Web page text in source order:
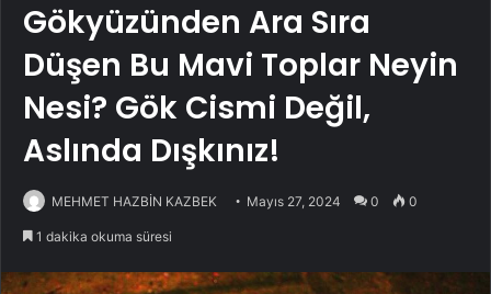
Gökyüzünden Ara Sıra
Düşen Bu Mavi Toplar Neyin
Nesi? Gök Cismi Değil,
Aslında Dışkınız!
MEHMET HAZBİN KAZBEK Mayıs 27, 2024 0 0
1 dakika okuma süresi